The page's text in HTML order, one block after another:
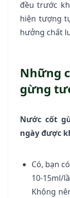
đều trước
hiện tượng
hưởng chất
Những
gừng
Nước cốt
ngày được
Có, bạn
10-
Không